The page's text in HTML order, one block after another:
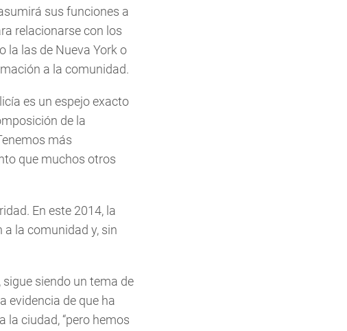
sus funciones a
relacionarse con los
la las de Nueva York o
a la comunidad.
es un espejo exacto
de la
más
que muchos otros
En este 2014, la
la comunidad y, sin
siendo un tema de
evidencia de que ha
la ciudad, “pero hemos